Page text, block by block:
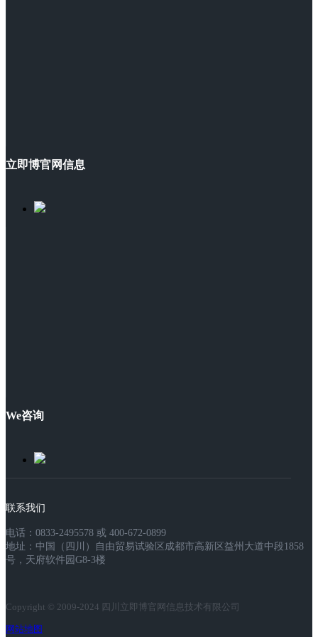
立即博官网信息
We咨询
联系我们
电话：0833-2495578 或 400-672-0899
地址：中国（四川）自由贸易试验区成都市高新区益州大道中段1858
号，天府软件园G8-3楼
Copyright © 2009-2024 四川立即博官网信息技术有限公司
网站地图